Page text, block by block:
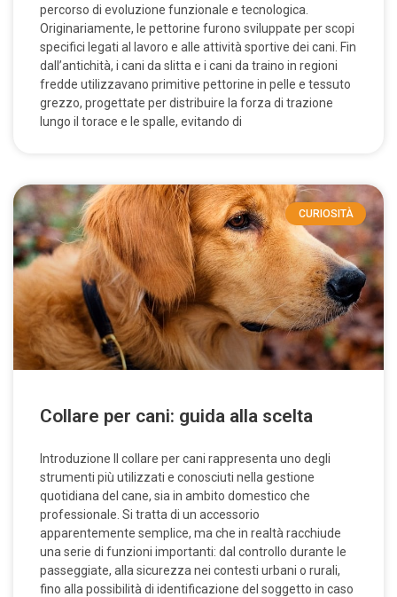
percorso di evoluzione funzionale e tecnologica.
Originariamente, le pettorine furono sviluppate per scopi
specifici legati al lavoro e alle attività sportive dei cani. Fin
dall’antichità, i cani da slitta e i cani da traino in regioni
fredde utilizzavano primitive pettorine in pelle e tessuto
grezzo, progettate per distribuire la forza di trazione
lungo il torace e le spalle, evitando di
CURIOSITÀ
Collare per cani: guida alla scelta
Introduzione Il collare per cani rappresenta uno degli
strumenti più utilizzati e conosciuti nella gestione
quotidiana del cane, sia in ambito domestico che
professionale. Si tratta di un accessorio
apparentemente semplice, ma che in realtà racchiude
una serie di funzioni importanti: dal controllo durante le
passeggiate, alla sicurezza nei contesti urbani o rurali,
fino alla possibilità di identificazione del soggetto in caso